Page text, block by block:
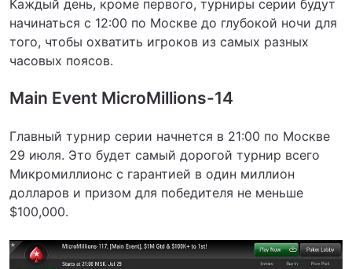
Каждый день, кроме первого, турниры серии будут
начинаться с 12:00 по Москве до глубокой ночи для
того, чтобы охватить игроков из самых разных
часовых поясов.
Main Event MicroMillions-14
Главный турнир серии начнется в 21:00 по Москве
29 июля. Это будет самый дорогой турнир всего
Микромиллионс с гарантией в один миллион
долларов и призом для победителя не меньше
$100,000.